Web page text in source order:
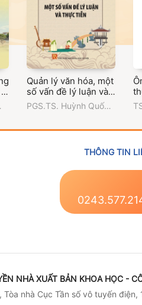
Quản lý văn hóa, một
số vấn đề lý luận và
thực tiễn
PGS.TS. Huỳnh Quốc
Văn hóa Thành phố Hồ
THÔNG TIN
NHÀ XUẤT BẢN KHOA HỌC -
Tòa nhà Cục Tần số vô tuyến điện,